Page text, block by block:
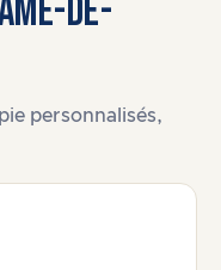
DE-
personnalisés,